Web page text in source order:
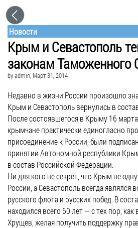
Новости
Крым и Севастополь
законам Таможенного
byadmin, Март 31, 2014
Недавно в жизни России произошло
Крым и Севастополь вернулись в
После состоявшегося в Крыму 16
крымчане практически единогласно
присоединение к России, были
принятии Автономной республики
в состав Российской Федерации.
Ни для кого не секрет, что Крым не
России, а Севастополь всегда
русского флота и русских побед. В
находился всего 60 лет — с тех пор,
Хрущев, желая получить поддержку